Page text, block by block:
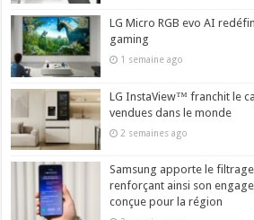
LG Micro RGB evo AI
gaming
1 semaine ago
LG InstaView™ franchit le
vendues dans le monde
2 semaines ago
Samsung apporte le filtrage
renforçant ainsi son
conçue pour la région